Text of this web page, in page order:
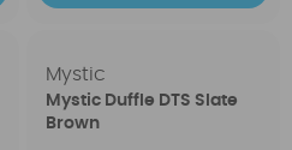
Mystic
Mystic Duffle DTS Slate
Brown